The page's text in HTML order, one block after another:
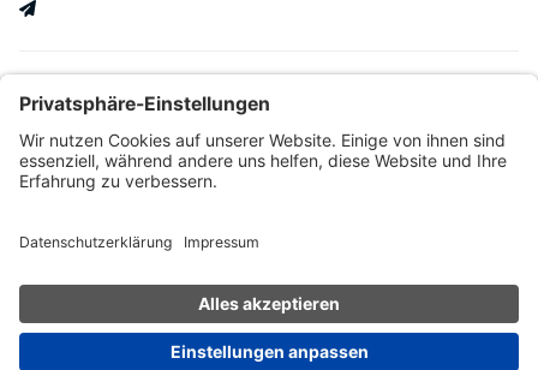
Kataloge & mehr
Betriebseinrichtung. Wir behalten uns nach Bonitätsprüfung sowie bei Neukunden die
Wahl der Zahlungsabwicklung vor. Natürlich setzen wir uns mit Ihnen in Verbindung,
* Alle Preise exkl. gesetzl. Mehrwertsteuer zzgl.Versandkostenund ggf.
Nachnahmegebühren, wenn nicht anders angegeben.